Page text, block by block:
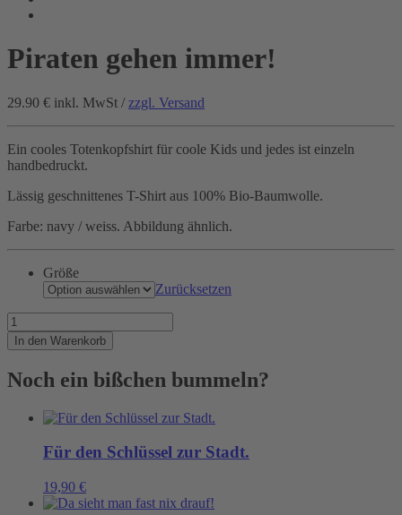
Piraten gehen immer!
29.90 € inkl. MwSt / zzgl. Versand
Ein cooles Totenkopfshirt für coole Kids und jedes ist einzeln
handbedruckt.
Lässig geschnittenes T-Shirt aus 100% Bio-Baumwolle.
Farbe: navy / weiss. Abbildung ähnlich.
Größe
Zurücksetzen
Piraten
gehen
immer!
In den Warenkorb
Noch ein bißchen bummeln?
Für den Schlüssel zur Stadt.
19,90 €